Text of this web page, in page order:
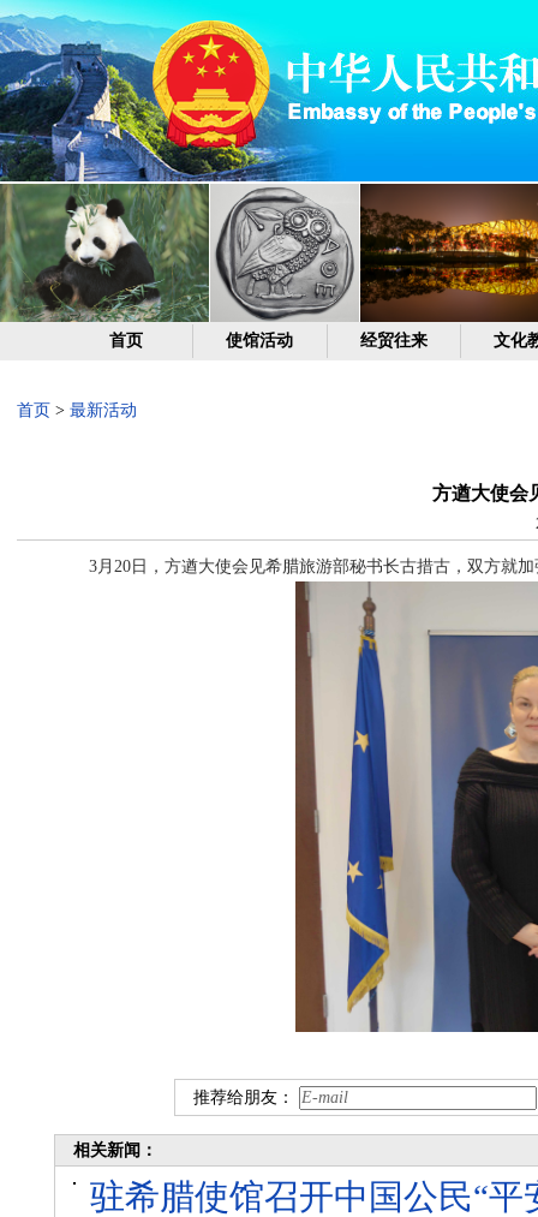
首页 使馆活动 经贸往来 文化
首页 > 最新活动
方遒大使会
3月20日，方遒大使会见希腊旅游部秘书长古措古，双方就
推荐给朋友：
相关新闻：
驻希腊使馆召开中国公民“平